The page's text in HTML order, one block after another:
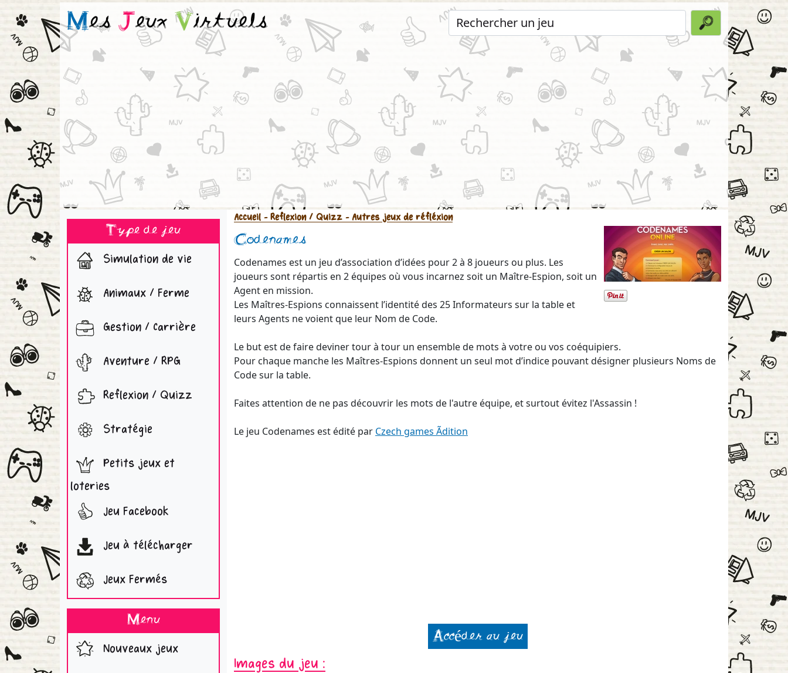
Mes Jeux Virtuels
Type de jeu
Simulation de vie
Animaux / Ferme
Gestion / Carrière
Aventure / RPG
Reflexion / Quizz
Stratégie
Petits jeux et
loteries
Jeu Facebook
Jeu à télécharger
Jeux Fermés
Menu
Nouveaux jeux
Accueil - Reflexion / Quizz - Autres jeux de réfléxion
Codenames
Codenames est un jeu d’association d’idées pour 2 à 8 joueurs ou plus. Les
joueurs sont répartis en 2 équipes où vous incarnez soit un Maître-Espion, soit un
Agent en mission.
Les Maîtres-Espions connaissent l’identité des 25 Informateurs sur la table et
leurs Agents ne voient que leur Nom de Code.
Le but est de faire deviner tour à tour un ensemble de mots à votre ou vos coéquipiers.
Pour chaque manche les Maîtres-Espions donnent un seul mot d’indice pouvant désigner plusieurs Noms de
Code sur la table.
Faites attention de ne pas découvrir les mots de l'autre équipe, et surtout évitez l'Assassin !
Le jeu Codenames est édité par Czech games Ãdition
Accéder au jeu
Images du jeu :